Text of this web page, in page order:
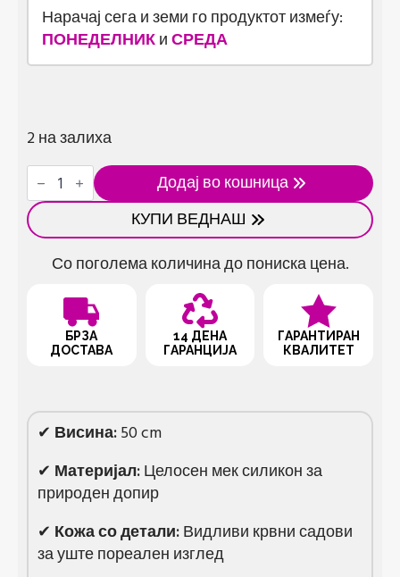
Нарачај сега и земи го продуктот измеѓу:
ПОНЕДЕЛНИК и СРЕДА
2 на залиха
„Reborn“
реалистична
кукла
Bella
количина
Додај во кошница
КУПИ ВЕДНАШ
Со поголема количина до пониска цена.
БРЗА
ДОСТАВА
14 ДЕНА
ГАРАНЦИЈА
ГАРАНТИРАН
КВАЛИТЕТ
✔ Висина: 50 cm
✔ Материјал: Целосен мек силикон за
природен допир
✔ Кожа со детали: Видливи крвни садови
за уште пореален изглед